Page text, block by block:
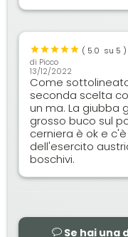
( 5.0 su 5 )
di Picco
13/12/2022
Come
seconda scelta
un ma. La giubba
grosso buco sul
cerniera è ok e
dell'esercito
boschivi.
Se hai una